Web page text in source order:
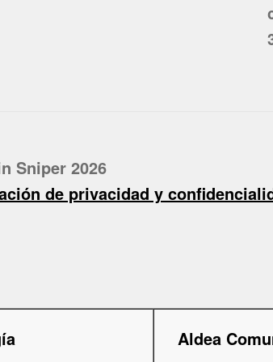
Sniper 2026
de privacidad y
Aldea